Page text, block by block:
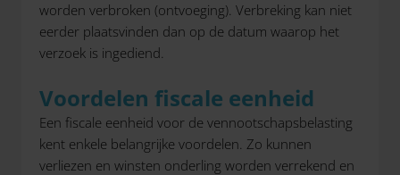
worden verbroken (ontvoeging). Verbreking kan niet
eerder plaatsvinden dan op de datum waarop het
verzoek is ingediend.
Voordelen fiscale eenheid
Een fiscale eenheid voor de vennootschapsbelasting
kent enkele belangrijke voordelen. Zo kunnen
verliezen en winsten onderling worden verrekend en